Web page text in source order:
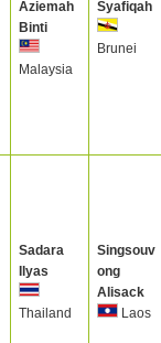
Aziemah
Binti
Malaysia
Syafiqah
Brunei
Sadara
Ilyas
Thailand
Singsouv
ong
Alisack
Laos